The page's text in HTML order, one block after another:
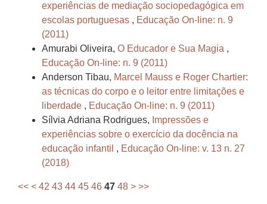
experiências de mediação sociopedagógica em
escolas portuguesas , Educação On-line: n. 9
(2011)
Amurabi Oliveira, O Educador e Sua Magia ,
Educação On-line: n. 9 (2011)
Anderson Tibau, Marcel Mauss e Roger Chartier:
as técnicas do corpo e o leitor entre limitações e
liberdade , Educação On-line: n. 9 (2011)
Sílvia Adriana Rodrigues, Impressões e
experiências sobre o exercício da docência na
educação infantil , Educação On-line: v. 13 n. 27
(2018)
<< < 42 43 44 45 46 47 48 > >>